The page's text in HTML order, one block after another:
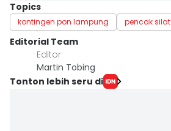
Topics
kontingen pon lampung pencak silat
Editorial Team
Editor
Martin Tobing
Tonton lebih seru di